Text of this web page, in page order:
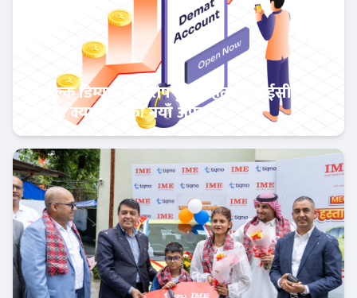
बैंक-वित्त
निःशुल्क डिम्याट र विशेष छुटसहित एनआईसी
एशिया क्यापिटलको नयाँ अफर